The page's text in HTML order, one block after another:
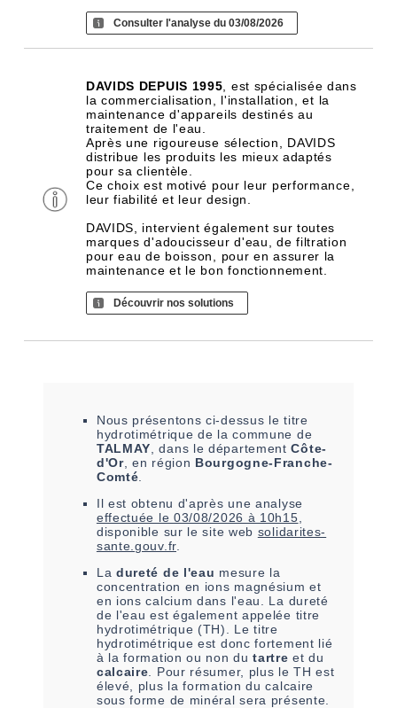
Consulter l'analyse du 03/08/2026
DAVIDS DEPUIS 1995 , est spécialisée dans
la commercialisation, l'installation, et la
maintenance d'appareils destinés au
traitement de l'eau.
Après une rigoureuse sélection, DAVIDS
distribue les produits les mieux adaptés
pour sa clientèle.
Ce choix est motivé pour leur performance,
leur fiabilité et leur design.
DAVIDS, intervient également sur toutes
marques d'adoucisseur d'eau, de filtration
pour eau de boisson, pour en assurer la
maintenance et le bon fonctionnement.
Découvrir nos solutions
Nous présentons ci-dessus le titre
hydrotimétrique de la commune de
TALMAY , dans le départementCôte-
d'Or, en région Bourgogne-Franche-
Comté
Il est obtenu d'après une analyse
effectuée le 03/08/2026 à 10h15
disponible sur le site web solidarites-
sante.gouv.fr.
La dureté de l'eau mesure la
concentration en ions magnésium et
en ions calcium dans l'eau. La dureté
de l'eau est également appelée titre
hydrotimétrique (TH). Le titre
hydrotimétrique est donc fortement lié
à la formation ou non dutartre et du
calcaire . Pour résumer, plus le TH est
élevé, plus la formation du calcaire
sous forme de minéral sera présente.